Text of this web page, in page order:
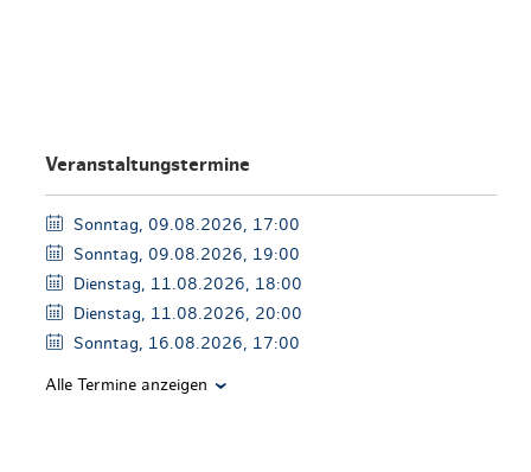
Veranstaltungstermine
Sonntag, 09.08.2026, 17:00
Sonntag, 09.08.2026, 19:00
Dienstag, 11.08.2026, 18:00
Dienstag, 11.08.2026, 20:00
Sonntag, 16.08.2026, 17:00
Alle Termine anzeigen